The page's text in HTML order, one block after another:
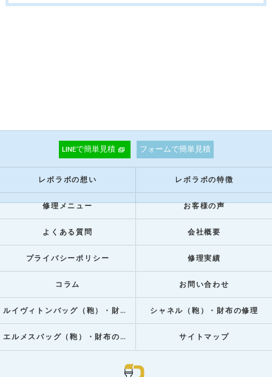
LINEで簡単見積 フォームで簡単見積
レボラボの想い レボラボの特徴
修理メニュー お客様の声
よくある質問 会社概要
プライバシーポリシー 修理実績
コラム お問い合わせ
ルイヴィトンバッグ（鞄）・財布の修理 シャネル（鞄）・財布の修理
エルメスバッグ（鞄）・財布の修理 サイトマップ